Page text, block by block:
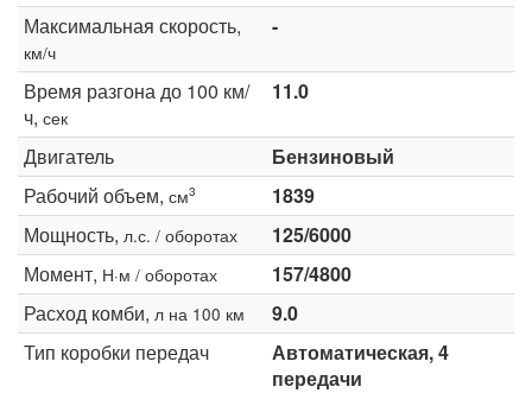
Максимальная скорость,
км/ч
-
Время разгона до 100 км/
ч, сек
11.0
Двигатель
Бензиновый
Рабочий объем, см3
1839
Мощность, л.с. / оборотах
125/6000
Момент, Н·м / оборотах
157/4800
Расход комби, л на 100 км
9.0
Тип коробки передач
Автоматическая, 4
передачи